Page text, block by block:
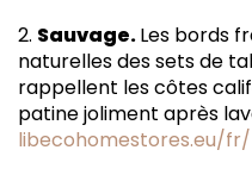
2. Sauvage.Les bords
naturelles des sets de
rappellent les côtes
patine joliment après
libecohomestores.eu/fr/